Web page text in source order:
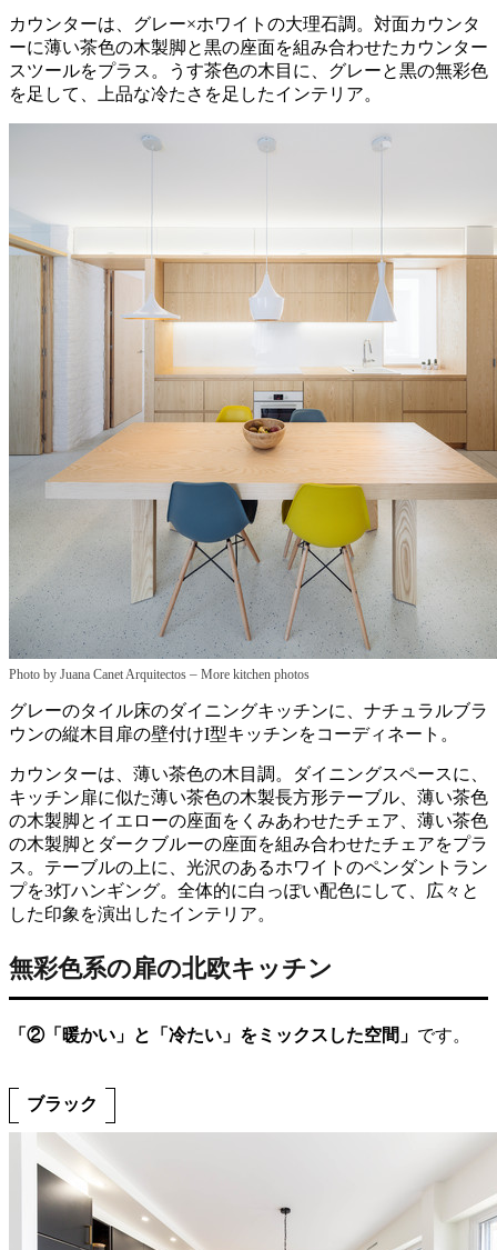
カウンターは、グレー×ホワイトの大理石調。対面カウンタ
ーに薄い茶色の木製脚と黒の座面を組み合わせたカウンター
スツールをプラス。うす茶色の木目に、グレーと黒の無彩色
を足して、上品な冷たさを足したインテリア。
Photo by Juana Canet Arquitectos – More kitchen photos
グレーのタイル床のダイニングキッチンに、ナチュラルブラ
ウンの縦木目扉の壁付けI型キッチンをコーディネート。
カウンターは、薄い茶色の木目調。ダイニングスペースに、
キッチン扉に似た薄い茶色の木製長方形テーブル、薄い茶色
の木製脚とイエローの座面をくみあわせたチェア、薄い茶色
の木製脚とダークブルーの座面を組み合わせたチェアをプラ
ス。テーブルの上に、光沢のあるホワイトのペンダントラン
プを3灯ハンギング。全体的に白っぽい配色にして、広々と
した印象を演出したインテリア。
無彩色系の扉の北欧キッチン
「②「暖かい」と「冷たい」をミックスした空間」 です。
ブラック